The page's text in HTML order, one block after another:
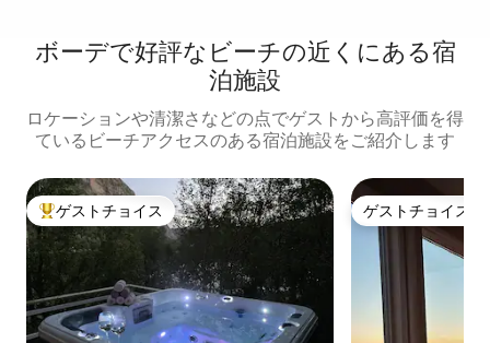
ボーデで好評なビーチの近くにある宿
泊施設
ロケーションや清潔さなどの点でゲストから高評価を得
ているビーチアクセスのある宿泊施設をご紹介します
大好評のゲストチョイスです。
ゲストチョイス ゲストチョイス
ゲストチョイス